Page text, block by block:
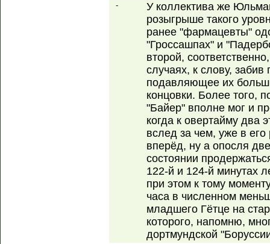
-
У коллектива же
розыгрыше такого
ранее "фармацевты"
"Гроссашпах" и
второй,
случаях, к слову,
подавляющее их
концовки. Более того,
"Байер" вполне мог и
когда к овертайму два
вслед за чем, уже в
вперёд, ну а опосля
состоянии
122-й и 124-й минутах
при этом к тому
часа в численном
младшего Гётце на
которого, напомню,
дортмундской